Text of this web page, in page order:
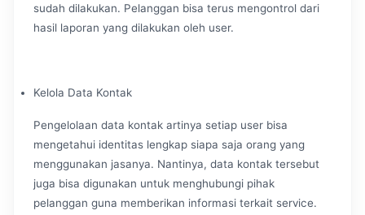
sudah dilakukan. Pelanggan bisa terus mengontrol dari
hasil laporan yang dilakukan oleh user.
Kelola Data Kontak
Pengelolaan data kontak artinya setiap user bisa
mengetahui identitas lengkap siapa saja orang yang
menggunakan jasanya. Nantinya, data kontak tersebut
juga bisa digunakan untuk menghubungi pihak
pelanggan guna memberikan informasi terkait service.